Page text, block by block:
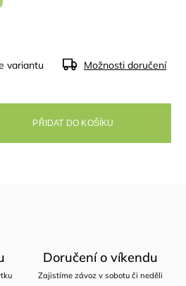
variantu Možnosti doručení
PŘIDAT DO KOŠÍKU
Doručení o víkendu
Zajistíme závoz v sobotu či neděli